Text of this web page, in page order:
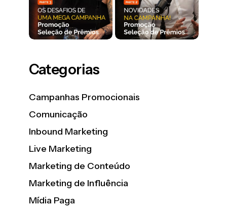
Categorias
Campanhas Promocionais
Comunicação
Inbound Marketing
Live Marketing
Marketing de Conteúdo
Marketing de Influência
Mídia Paga